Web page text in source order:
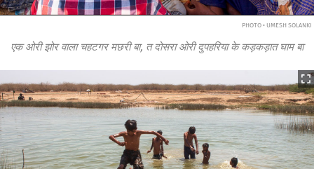
PHOTO • UMESH SOLANKI
एक ओरी झोर वाला चहटगर मछरी बा, त दोसरा ओरी दुपहरिया के कड़कड़ात घाम बा